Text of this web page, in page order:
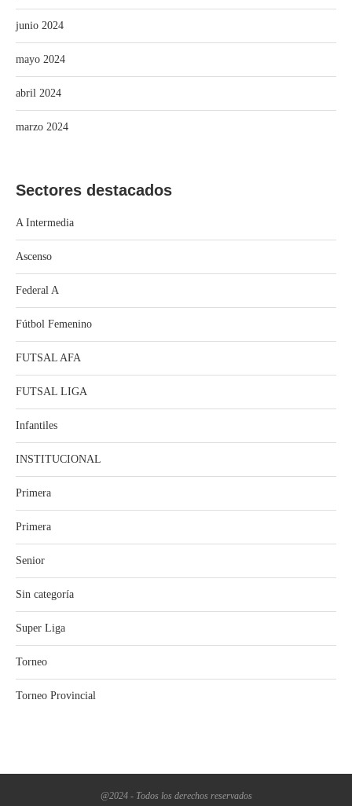
junio 2024
mayo 2024
abril 2024
marzo 2024
Sectores destacados
A Intermedia
Ascenso
Federal A
Fútbol Femenino
FUTSAL AFA
FUTSAL LIGA
Infantiles
INSTITUCIONAL
Primera
Primera
Senior
Sin categoría
Super Liga
Torneo
Torneo Provincial
@2024 - Todos los derechos reservados